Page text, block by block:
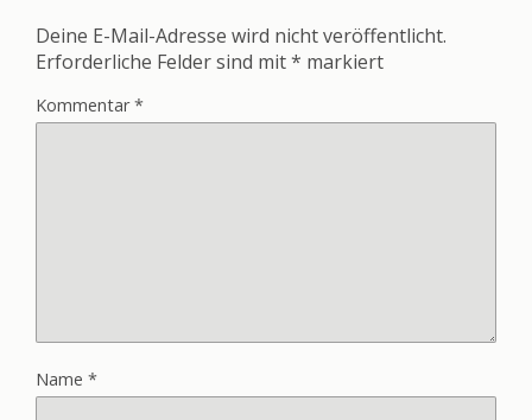
Deine E-Mail-Adresse wird nicht veröffentlicht.
Erforderliche Felder sind mit* markiert
Kommentar*
Name *